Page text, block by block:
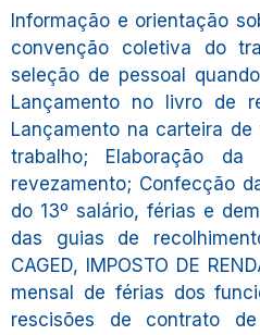
Informação e orientação
convenção coletiva do
seleção de pessoal
Lançamento no livro de
Lançamento na carteira
trabalho; Elaboração
revezamento; Confecção
do 13º salário, férias e
das guias de
CAGED, IMPOSTO DE
mensal de férias dos
rescisões de contrato